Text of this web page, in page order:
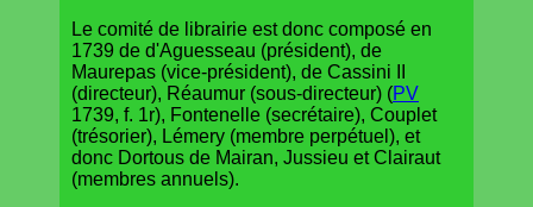
Le comité de librairie est donc composé en
1739 de d'Aguesseau (président), de
Maurepas (vice-président), de Cassini II
(directeur), Réaumur (sous-directeur) (PV
1739, f. 1r), Fontenelle (secrétaire), Couplet
(trésorier), Lémery (membre perpétuel), et
donc Dortous de Mairan, Jussieu et Clairaut
(membres annuels).